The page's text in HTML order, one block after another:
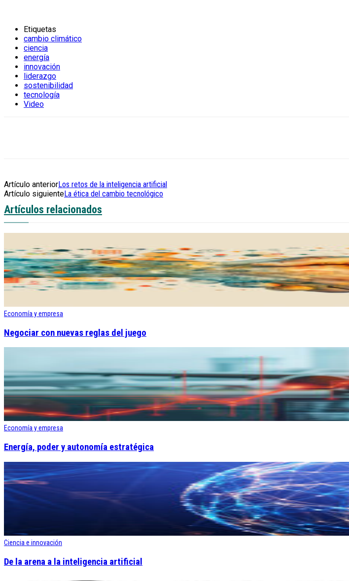
Etiquetas
cambio climático
ciencia
energía
innovación
liderazgo
sostenibilidad
tecnología
Video
Artículo anteriorLos retos de la inteligencia artificial
Artículo siguienteLa ética del cambio tecnológico
Artículos relacionados
Economía y empresa
Negociar con nuevas reglas del juego
Economía y empresa
Energía, poder y autonomía estratégica
Ciencia e innovación
De la arena a la inteligencia artificial